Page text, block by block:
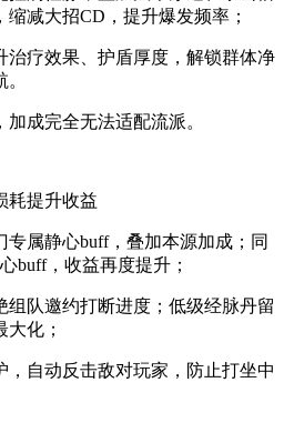
减大招CD，提升爆发频率；
治疗效果、护盾厚度，解锁群体净
成完全无法适配流派。
耗提升收益
属静心buff，叠加本源加成；同
buff，收益再度提升；
队邀约打断进度；低级经脉丹留
化；
，自动反击敌对玩家，防止打坐中